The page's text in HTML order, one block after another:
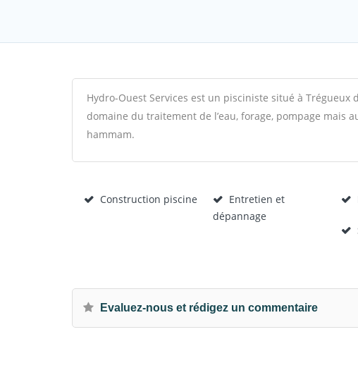
Hydro-Ouest Services est un pisciniste situé à Trégueux
domaine du traitement de l’eau, forage, pompage mais
hammam.
Construction piscine
Entretien et
dépannage
Evaluez-nous et rédigez un commentaire